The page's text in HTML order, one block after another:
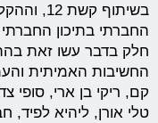
בשיתוף
החברתי בתיכון
חלק בדבר עשו זאת
החשיבות האמיתית
קם, ריקי בן ארי, סופי
טלי אורן, ליהיא